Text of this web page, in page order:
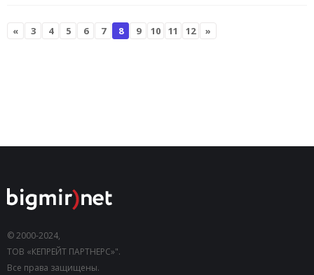
« 3 4 5 6 7 8 9 10 11 12 »
© 2000-2024,
ТОВ «КЕПРЕЙТ ПАРТНЕРС»".
Все права защищены.